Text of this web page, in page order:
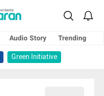
Audio Story
Trending
Green Initiative